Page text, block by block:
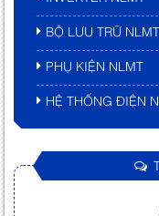
BỘ LƯU TRỮ NLMT
PHỤ KIỆN NLMT
HỆ THỐNG ĐIỆN